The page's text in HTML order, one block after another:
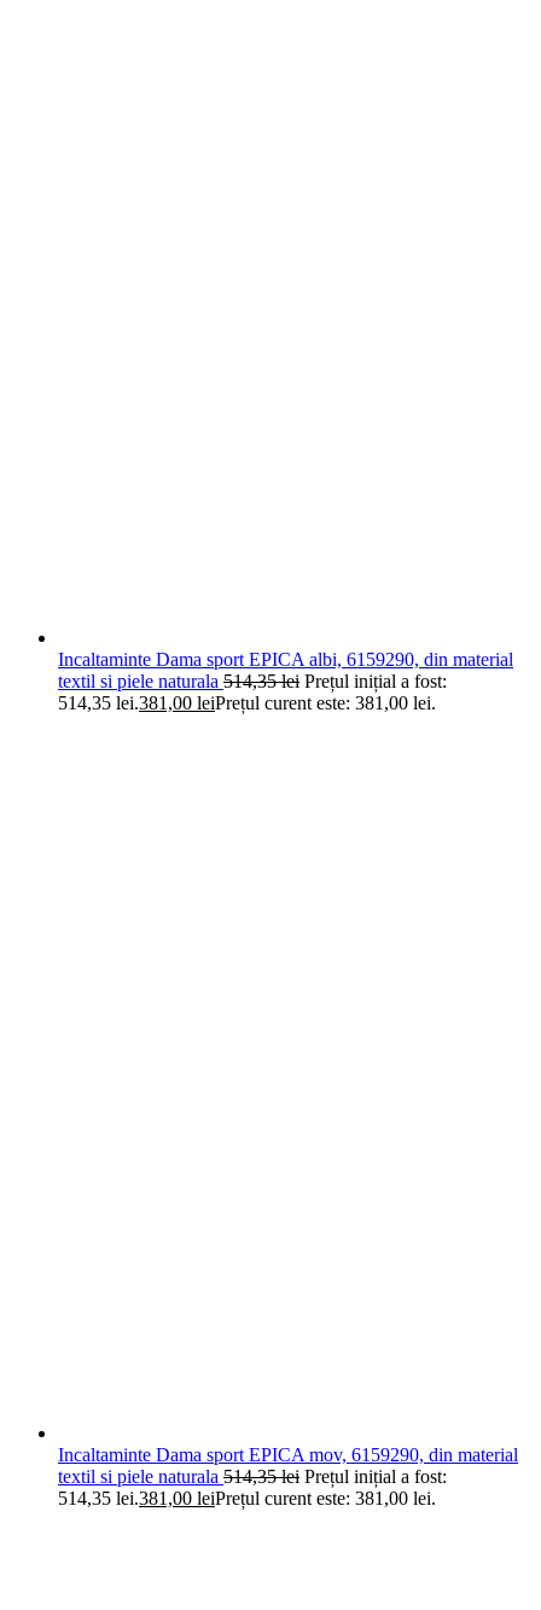
Incaltaminte Dama sport EPICA albi, 6159290, din material
textil si piele naturala 514,35lei Prețul inițial a fost:
514,35 lei.381,00 leiPrețul curent este: 381,00 lei.
Incaltaminte Dama sport EPICA mov, 6159290, din material
textil si piele naturala 514,35lei Prețul inițial a fost:
514,35 lei.381,00 leiPrețul curent este: 381,00 lei.